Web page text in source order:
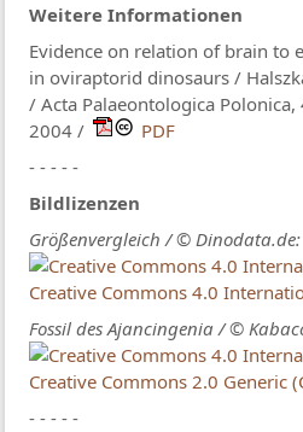
Weitere Informationen
Evidence on relation of brain to
in oviraptorid dinosaurs /
/ Acta Palaeontologica
2004 /
PDF
- - - - -
Bildlizenzen
Größenvergleich / © Dinodata.de:
Creative Commons 4.0
Fossil des Ajancingenia / ©
Creative Commons 2.0 Generic
- - - - -